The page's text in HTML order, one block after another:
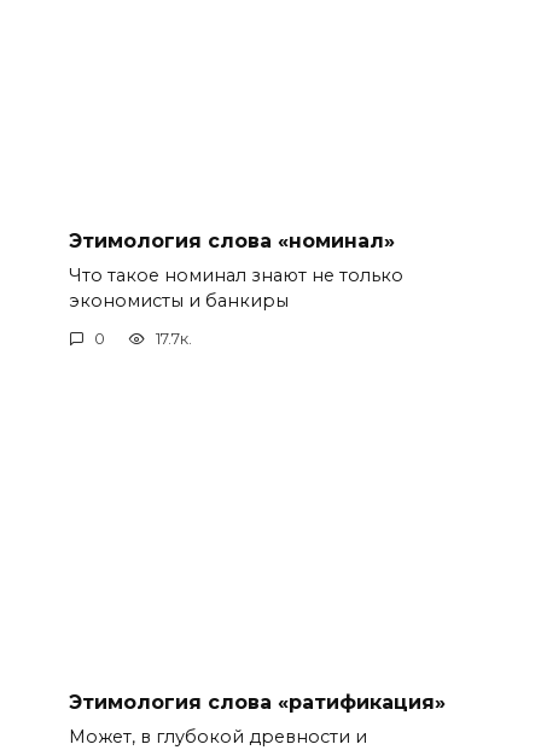
Этимология слова «номинал»
Что такое номинал знают не только
экономисты и банкиры
0 17.7к.
Этимология слова «ратификация»
Может, в глубокой древности и